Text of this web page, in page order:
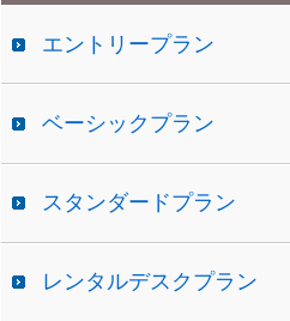
エントリープラン
ベーシックプラン
スタンダードプラン
レンタルデスクプラン